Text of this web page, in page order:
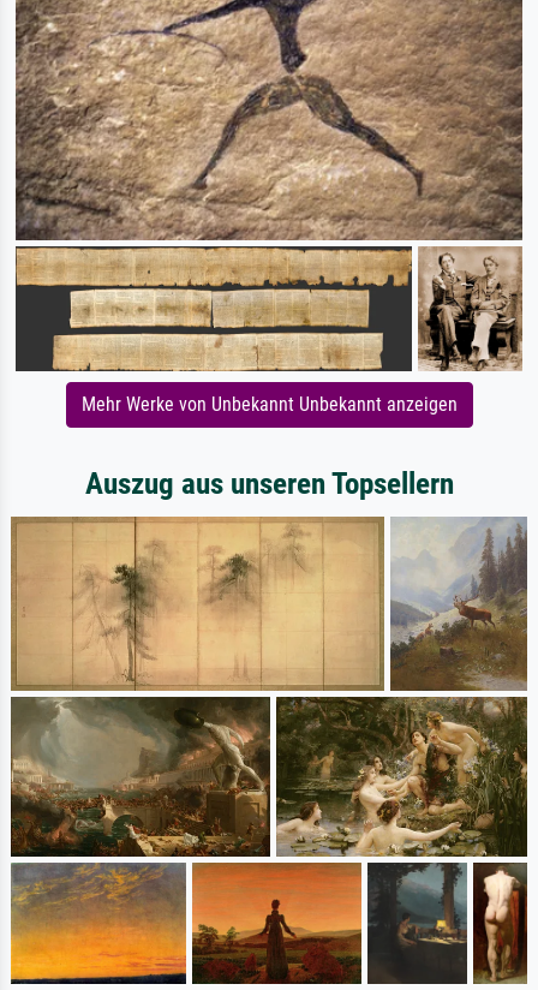
Mehr Werke von Unbekannt Unbekannt anzeigen
Auszug aus unseren Topsellern